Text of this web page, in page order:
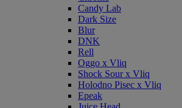
Candy Lab
Dark Size
Blur
DNK
Rell
Oggo x Vliq
Shock Sour x Vliq
Holodno Pisec x Vliq
Epeak